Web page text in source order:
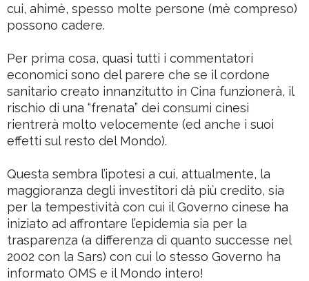
cui, ahimè, spesso molte persone (mè compreso)
possono cadere.
Per prima cosa, quasi tutti i commentatori
economici sono del parere che se il cordone
sanitario creato innanzitutto in Cina funzionerà, il
rischio di una “frenata” dei consumi cinesi
rientrerà molto velocemente (ed anche i suoi
effetti sul resto del Mondo).
Questa sembra l’ipotesi a cui, attualmente, la
maggioranza degli investitori dà più credito, sia
per la tempestività con cui il Governo cinese ha
iniziato ad affrontare l’epidemia sia per la
trasparenza (a differenza di quanto successe nel
2002 con la Sars) con cui lo stesso Governo ha
informato OMS e il Mondo intero!